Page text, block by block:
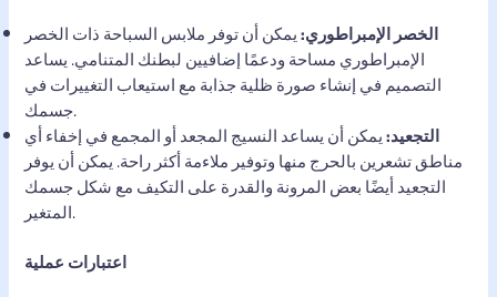
الخصر الإمبراطوري:يمكن أن توفر ملابس السباحة ذات الخصر
الإمبراطوري مساحة ودعمًا إضافيين لبطنك المتنامي. يساعد
التصميم في إنشاء صورة ظلية جذابة مع استيعاب التغييرات في
جسمك.
التجعيد:يمكن أن يساعد النسيج المجعد أو المجمع في إخفاء أي
مناطق تشعرين بالحرج منها وتوفير ملاءمة أكثر راحة. يمكن أن يوفر
التجعيد أيضًا بعض المرونة والقدرة على التكيف مع شكل جسمك
المتغير.
اعتبارات عملية